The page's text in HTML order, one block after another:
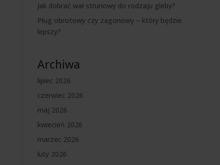
Jak dobrać wał strunowy do rodzaju gleby?
Pług obrotowy czy zagonowy – który będzie
lepszy?
Archiwa
lipiec 2026
czerwiec 2026
maj 2026
kwiecień 2026
marzec 2026
luty 2026